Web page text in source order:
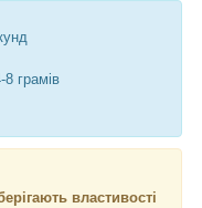
грамів
властивості